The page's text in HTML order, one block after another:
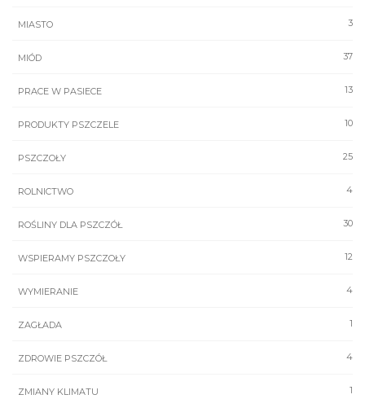
3
MIASTO
37
MIÓD
13
PRACE W PASIECE
10
PRODUKTY PSZCZELE
25
PSZCZOŁY
4
ROLNICTWO
30
ROŚLINY DLA PSZCZÓŁ
12
WSPIERAMY PSZCZOŁY
4
WYMIERANIE
1
ZAGŁADA
4
ZDROWIE PSZCZÓŁ
1
ZMIANY KLIMATU